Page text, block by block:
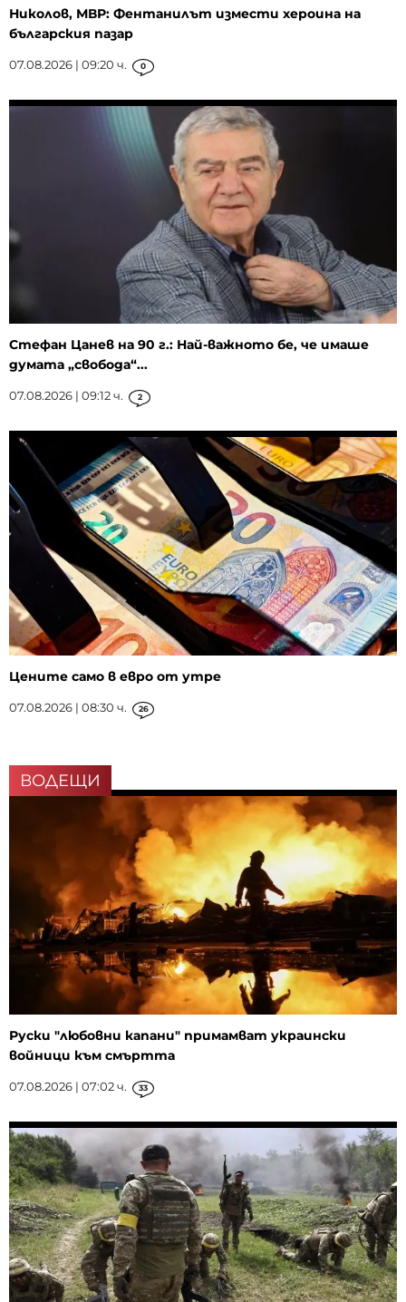
Николов, МВР: Фентанилът измести хероина на
българския пазар
07.08.2026 | 09:20 ч. 0
Стефан Цанев на 90 г.: Най-важното бе, че имаше
думата „свобода“...
07.08.2026 | 09:12 ч. 2
Цените само в евро от утре
07.08.2026 | 08:30 ч. 26
ВОДЕЩИ
Руски "любовни капани" примамват украински
войници към смъртта
07.08.2026 | 07:02 ч. 33